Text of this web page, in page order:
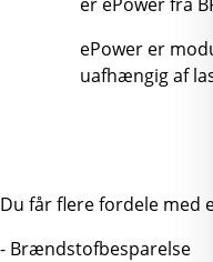
ePower er
uafhængig af
Du får flere fordele med
- Brændstofbesparelse